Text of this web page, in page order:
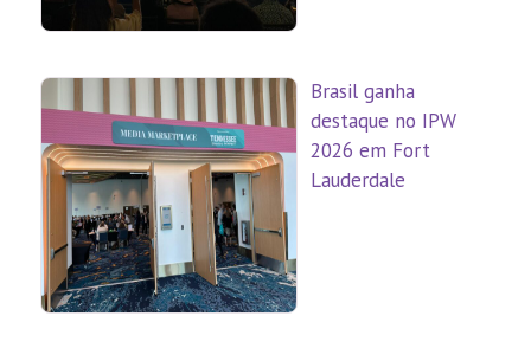
Brasil ganha
destaque no IPW
2026 em Fort
Lauderdale